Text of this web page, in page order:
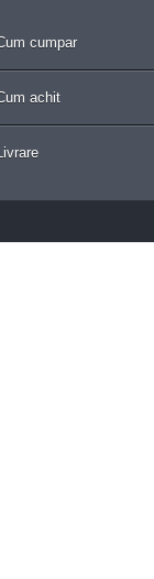
cumpar
achit